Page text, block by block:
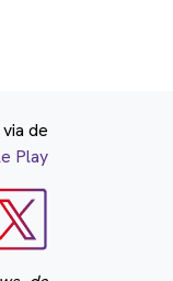
de
Play